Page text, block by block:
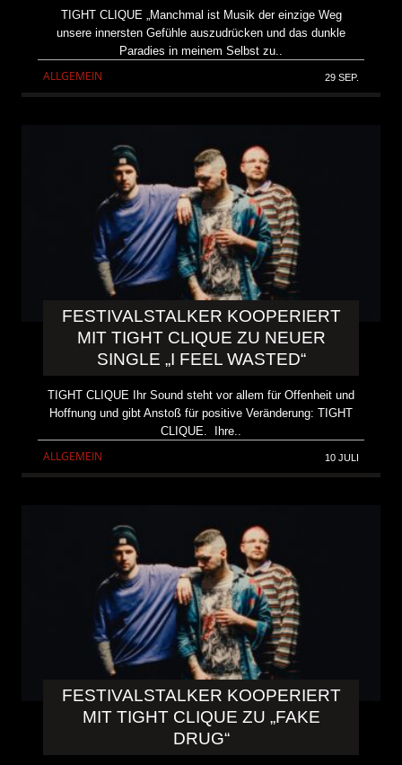
TIGHT CLIQUE „Manchmal ist Musik der einzige Weg
unsere innersten Gefühle auszudrücken und das dunkle
Paradies in meinem Selbst zu..
ALLGEMEIN 29 SEP.
FESTIVALSTALKER KOOPERIERT
MIT TIGHT CLIQUE ZU NEUER
SINGLE „I FEEL WASTED“
TIGHT CLIQUE Ihr Sound steht vor allem für Offenheit und
Hoffnung und gibt Anstoß für positive Veränderung: TIGHT
CLIQUE. Ihre..
ALLGEMEIN 10 JULI
FESTIVALSTALKER KOOPERIERT
MIT TIGHT CLIQUE ZU „FAKE
DRUG“